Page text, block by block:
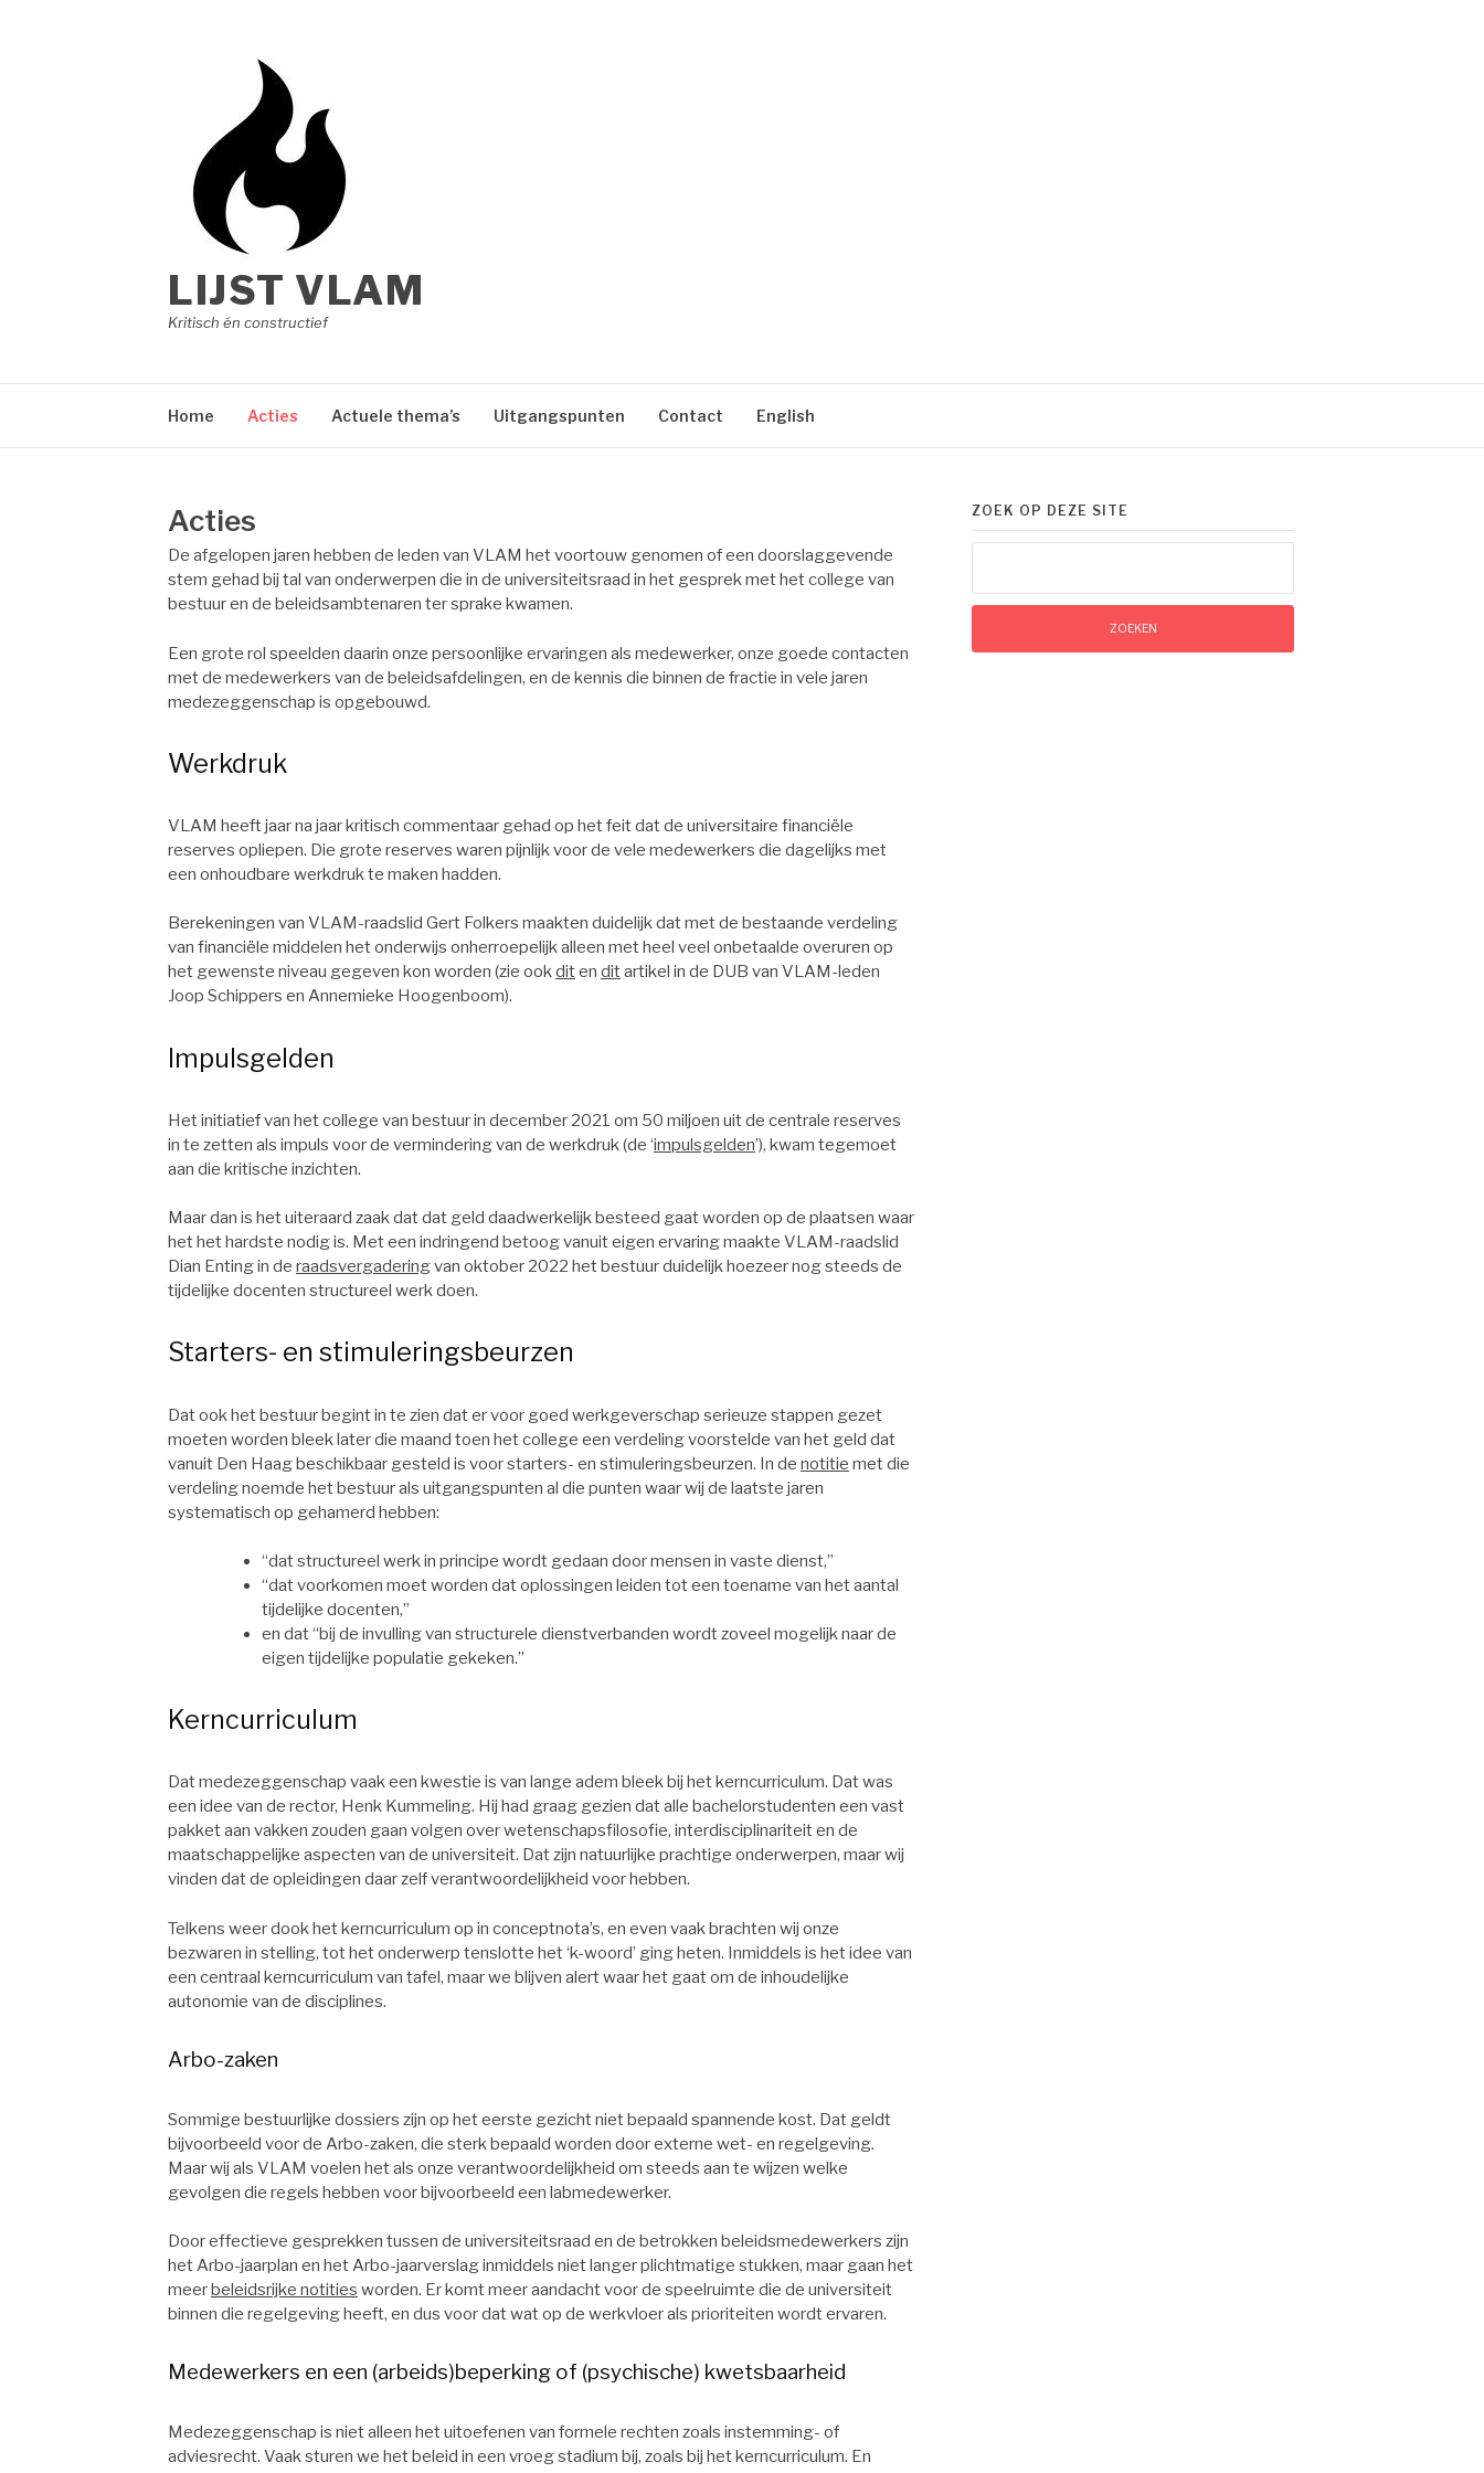
LIJST VLAM
Kritisch én constructief
Home Acties Actuele thema’s Uitgangspunten Contact English
Acties
De afgelopen jaren hebben de leden van VLAM het voortouw genomen of een doorslaggevende
stem gehad bij tal van onderwerpen die in de universiteitsraad in het gesprek met het college van
bestuur en de beleidsambtenaren ter sprake kwamen.
Een grote rol speelden daarin onze persoonlijke ervaringen als medewerker, onze goede contacten
met de medewerkers van de beleidsafdelingen, en de kennis die binnen de fractie in vele jaren
medezeggenschap is opgebouwd.
Werkdruk
VLAM heeft jaar na jaar kritisch commentaar gehad op het feit dat de universitaire financiële
reserves opliepen. Die grote reserves waren pijnlijk voor de vele medewerkers die dagelijks met
een onhoudbare werkdruk te maken hadden.
Berekeningen van VLAM-raadslid Gert Folkers maakten duidelijk dat met de bestaande verdeling
van financiële middelen het onderwijs onherroepelijk alleen met heel veel onbetaalde overuren op
het gewenste niveau gegeven kon worden (zie ookditen ditartikel in de DUB van VLAM-leden
Joop Schippers en Annemieke Hoogenboom).
Impulsgelden
Het initiatief van het college van bestuur in december 2021 om 50 miljoen uit de centrale reserves
in te zetten als impuls voor de vermindering van de werkdruk (de ‘impulsgelden’), kwam tegemoet
aan die kritische inzichten.
Maar dan is het uiteraard zaak dat dat geld daadwerkelijk besteed gaat worden op de plaatsen waar
het het hardste nodig is. Met een indringend betoog vanuit eigen ervaring maakte VLAM-raadslid
Dian Enting in de raadsvergaderingvan oktober 2022 het bestuur duidelijk hoezeer nog steeds de
tijdelijke docenten structureel werk doen.
Starters- en stimuleringsbeurzen
Dat ook het bestuur begint in te zien dat er voor goed werkgeverschap serieuze stappen gezet
moeten worden bleek later die maand toen het college een verdeling voorstelde van het geld dat
vanuit Den Haag beschikbaar gesteld is voor starters- en stimuleringsbeurzen. In de notitie met die
verdeling noemde het bestuur als uitgangspunten al die punten waar wij de laatste jaren
systematisch op gehamerd hebben:
“dat structureel werk in principe wordt gedaan door mensen in vaste dienst,”
“dat voorkomen moet worden dat oplossingen leiden tot een toename van het aantal
tijdelijke docenten,”
en dat “bij de invulling van structurele dienstverbanden wordt zoveel mogelijk naar de
eigen tijdelijke populatie gekeken.”
Kerncurriculum
Dat medezeggenschap vaak een kwestie is van lange adem bleek bij het kerncurriculum. Dat was
een idee van de rector, Henk Kummeling. Hij had graag gezien dat alle bachelorstudenten een vast
pakket aan vakken zouden gaan volgen over wetenschapsfilosofie, interdisciplinariteit en de
maatschappelijke aspecten van de universiteit. Dat zijn natuurlijke prachtige onderwerpen, maar wij
vinden dat de opleidingen daar zelf verantwoordelijkheid voor hebben.
Telkens weer dook het kerncurriculum op in conceptnota’s, en even vaak brachten wij onze
bezwaren in stelling, tot het onderwerp tenslotte het ‘k-woord’ ging heten. Inmiddels is het idee van
een centraal kerncurriculum van tafel, maar we blijven alert waar het gaat om de inhoudelijke
autonomie van de disciplines.
Arbo-zaken
Sommige bestuurlijke dossiers zijn op het eerste gezicht niet bepaald spannende kost. Dat geldt
bijvoorbeeld voor de Arbo-zaken, die sterk bepaald worden door externe wet- en regelgeving.
Maar wij als VLAM voelen het als onze verantwoordelijkheid om steeds aan te wijzen welke
gevolgen die regels hebben voor bijvoorbeeld een labmedewerker.
Door effectieve gesprekken tussen de universiteitsraad en de betrokken beleidsmedewerkers zijn
het Arbo-jaarplan en het Arbo-jaarverslag inmiddels niet langer plichtmatige stukken, maar gaan het
meerbeleidsrijke notities worden. Er komt meer aandacht voor de speelruimte die de universiteit
binnen die regelgeving heeft, en dus voor dat wat op de werkvloer als prioriteiten wordt ervaren.
Medewerkers en een (arbeids)beperking of (psychische) kwetsbaarheid
Medezeggenschap is niet alleen het uitoefenen van formele rechten zoals instemming- of
adviesrecht. Vaak sturen we het beleid in een vroeg stadium bij, zoals bij het kerncurriculum. En
ZOEK OP DEZE SITE